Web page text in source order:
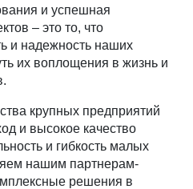
и успешная
– это то, что
и надежность наших
их воплощения в жизнь и
крупных предприятий
и высокое качество
и гибкость малых
нашим партнерам-
решения в